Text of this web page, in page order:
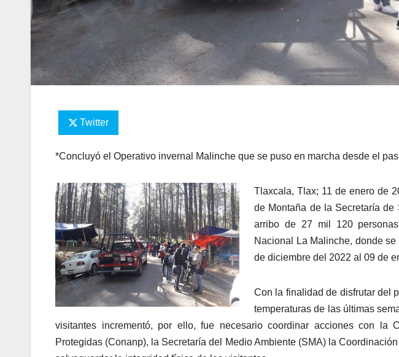
Twitter
*Concluyó el Operativo invernal Malinche que se puso en marcha desde el
Tlaxcala, Tlax; 11 de enero de
de Montaña de la Secretaría de
arribo de 27 mil 120
Nacional La Malinche, donde
de diciembre del 2022 al 09 de
Con la finalidad de disfrutar del
temperaturas de las últimas
visitantes incrementó, por ello, fue necesario coordinar acciones con la
Protegidas (Conanp), la Secretaría del Medio Ambiente (SMA) la